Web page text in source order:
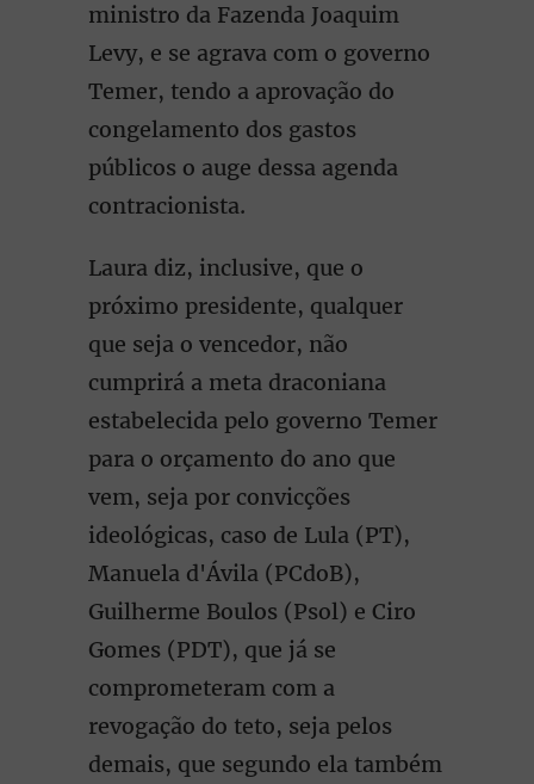
ministro da Fazenda Joaquim
Levy, e se agrava com o governo
Temer, tendo a aprovação do
congelamento dos gastos
públicos o auge dessa agenda
contracionista.
Laura diz, inclusive, que o
próximo presidente, qualquer
que seja o vencedor, não
cumprirá a meta draconiana
estabelecida pelo governo Temer
para o orçamento do ano que
vem, seja por convicções
ideológicas, caso de Lula (PT),
Manuela d'Ávila (PCdoB),
Guilherme Boulos (Psol) e Ciro
Gomes (PDT), que já se
comprometeram com a
revogação do teto, seja pelos
demais, que segundo ela também